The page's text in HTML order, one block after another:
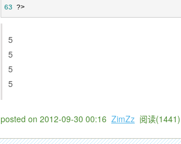
63 ?>
5
5
5
5
posted on 2012-09-30 00:16 ZimZz 阅读(1441